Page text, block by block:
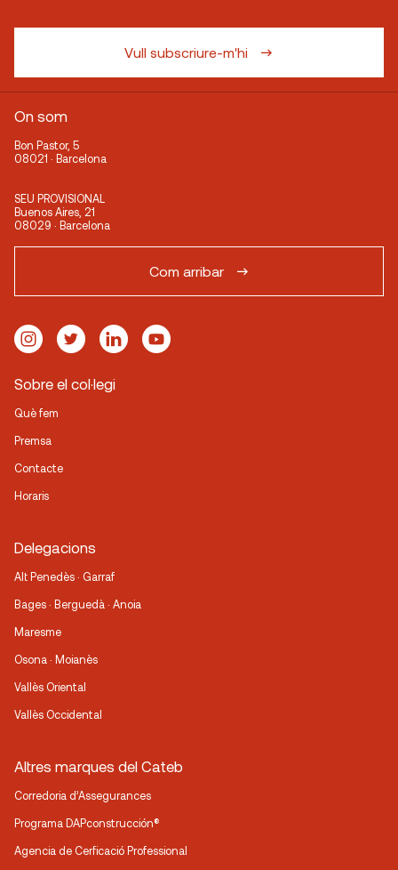
Vull subscriure-m'hi
On som
Bon Pastor, 5
08021 · Barcelona
SEU PROVISIONAL
Buenos Aires, 21
08029 · Barcelona
Com arribar
Sobre el col·legi
Què fem
Premsa
Contacte
Horaris
Delegacions
Alt Penedès · Garraf
Bages · Berguedà · Anoia
Maresme
Osona · Moianès
Vallès Oriental
Vallès Occidental
Altres marques del Cateb
Corredoria d’Assegurances
Programa DAPconstrucción®
Agencia de Cerficació Professional